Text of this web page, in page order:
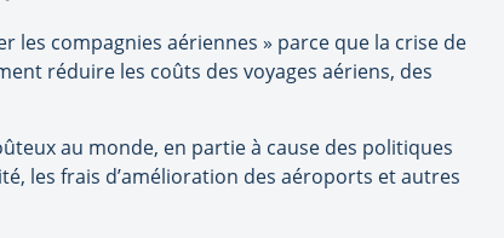
les compagnies aériennes » parce que la crise de
réduire les coûts des voyages aériens, des
au monde, en partie à cause des politiques
les frais d’amélioration des aéroports et autres